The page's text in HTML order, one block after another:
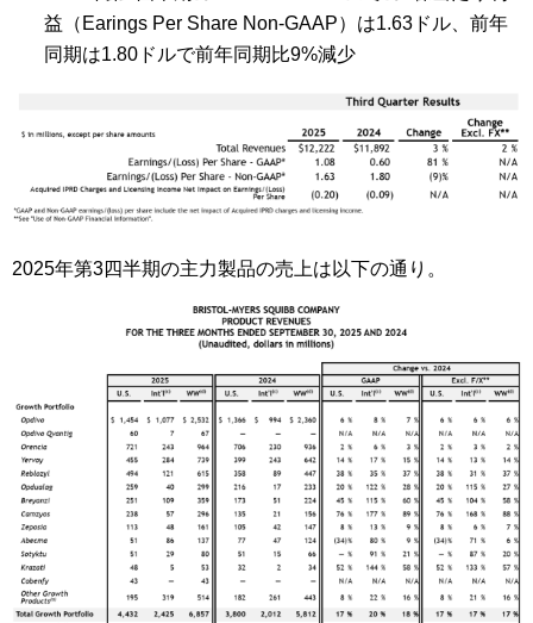
益（Earings Per Share Non-GAAP）は1.63ドル、前年
同期は1.80ドルで前年同期比9%減少
2025年第3四半期の主力製品の売上は以下の通り。